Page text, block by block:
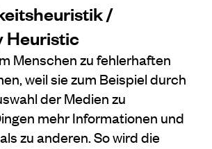
/
Heuristic
Menschen zu fehlerhaften
weil sie zum Beispiel durch
der Medien zu
mehr Informationen und
zu anderen. So wird die